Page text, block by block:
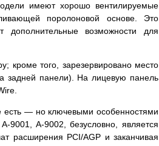
имеют хорошо вентилируемые
поролоновой основе. Это
дополнительные возможности для
кроме того, зарезервировано место
задней панели). На лицевую панель
есть — но ключевыми особенностями
9001, A-9002, безусловно, является
расширения PCI/AGP и заканчивая